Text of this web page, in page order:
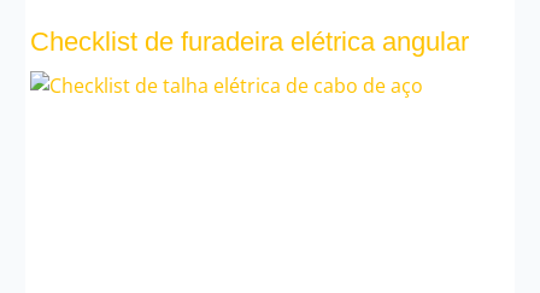
Checklist de furadeira elétrica angular